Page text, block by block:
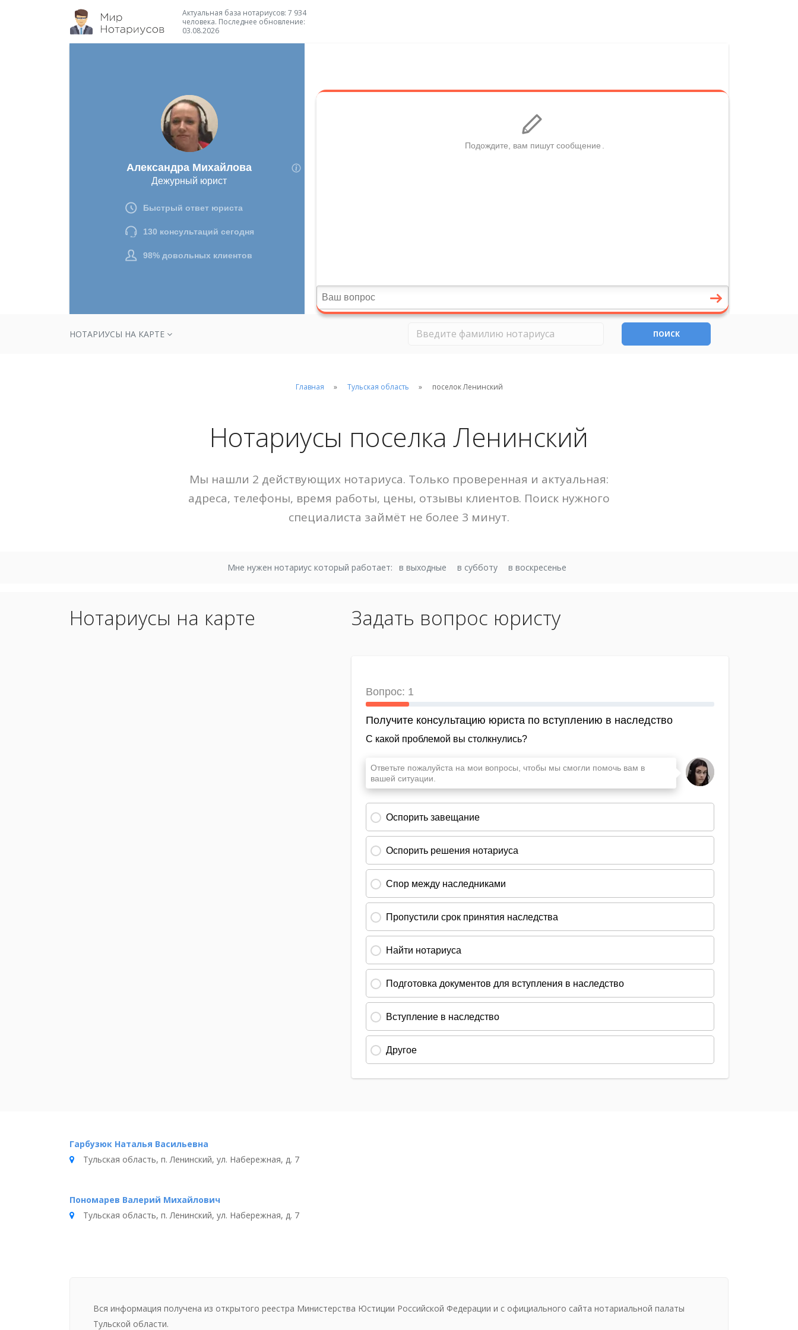
Актуальная база нотариусов: 7 934
человека. Последнее обновление:
03.08.2026
НОТАРИУСЫ НА КАРТЕ ПОИСК
Главная Тульская область поселок Ленинский
Нотариусы поселка Ленинский
Мы нашли 2 действующих нотариуса. Только проверенная и актуальная:
адреса, телефоны, время работы, цены, отзывы клиентов. Поиск нужного
специалиста займёт не более 3 минут.
Мне нужен нотариус который работает: в выходные в субботу в воскресенье
Нотариусы на карте Задать вопрос юристу
Гарбузюк Наталья Васильевна
Тульская область, п. Ленинский, ул. Набережная, д. 7
Пономарев Валерий Михайлович
Тульская область, п. Ленинский, ул. Набережная, д. 7
Вся информация получена из открытого реестра Министерства Юстиции Российской Федерации и с официального сайта нотариальной палаты
Тульской области.